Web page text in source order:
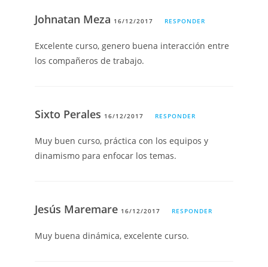
Johnatan Meza 16/12/2017 RESPONDER
Excelente curso, genero buena interacción entre
los compañeros de trabajo.
Sixto Perales 16/12/2017 RESPONDER
Muy buen curso, práctica con los equipos y
dinamismo para enfocar los temas.
Jesús Maremare 16/12/2017 RESPONDER
Muy buena dinámica, excelente curso.